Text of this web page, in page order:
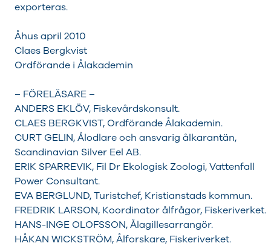
exporteras.
Åhus april 2010
Claes Bergkvist
Ordförande i Ålakademin
– FÖRELÄSARE –
ANDERS EKLÖV, Fiskevårdskonsult.
CLAES BERGKVIST, Ordförande Ålakademin.
CURT GELIN, Ålodlare och ansvarig ålkarantän,
Scandinavian Silver Eel AB.
ERIK SPARREVIK, Fil Dr Ekologisk Zoologi, Vattenfall
Power Consultant.
EVA BERGLUND, Turistchef, Kristianstads kommun.
FREDRIK LARSON, Koordinator ålfrågor, Fiskeriverket.
HANS-INGE OLOFSSON, Ålagillesarrangör.
HÅKAN WICKSTRÖM, Ålforskare, Fiskeriverket.